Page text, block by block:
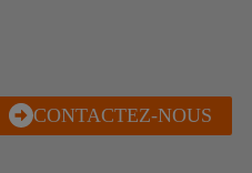
J'EN PROFITE
CONTACTEZ-NOUS